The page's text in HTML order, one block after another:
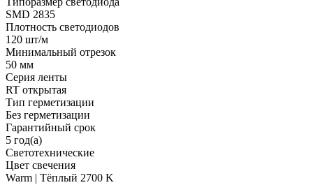
SMD 2835
Плотность светодиодов
120 шт/м
Минимальный отрезок
50 мм
Серия ленты
RT открытая
Тип герметизации
Без герметизации
Гарантийный срок
5 год(а)
Светотехнические
Цвет свечения
Warm | Тёплый 2700 K